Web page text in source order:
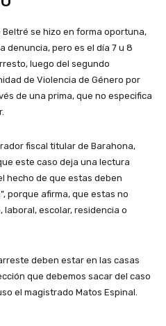
se hizo en forma oportuna,
denuncia, pero es el día 7 u 8
luego del segundo
de Violencia de Género por
de una prima, que no especifica
fiscal titular de Barahona,
este caso deja una lectura
hecho de que estas deben
porque afirma, que estas no
laboral, escolar, residencia o
deben estar en las casas
que debemos sacar del caso
el magistrado Matos Espinal.